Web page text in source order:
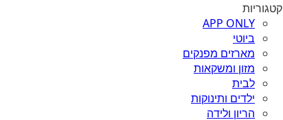
קטגוריות
APP ONLY
ביוטי
מארזים מפנקים
מזון ומשקאות
לבית
ילדים ותינוקות
הריון ולידה